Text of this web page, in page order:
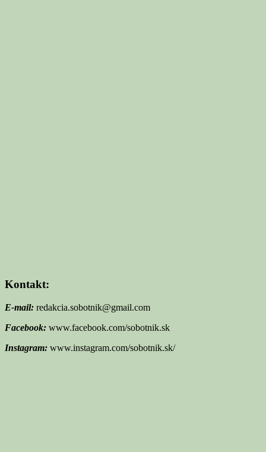
Kontakt:
E-mail: redakcia.sobotnik@gmail.com
Facebook: www.facebook.com/sobotnik.sk
Instagram: www.instagram.com/sobotnik.sk/